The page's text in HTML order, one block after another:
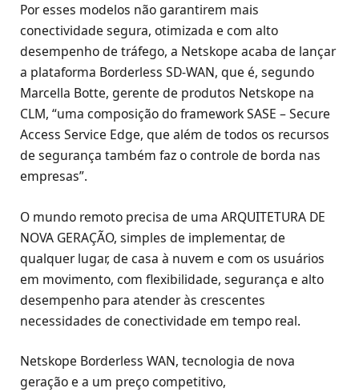
Por esses modelos não garantirem mais
conectividade segura, otimizada e com alto
desempenho de tráfego, a Netskope acaba de lançar
a plataforma Borderless SD-WAN, que é, segundo
Marcella Botte, gerente de produtos Netskope na
CLM, “uma composição do framework SASE – Secure
Access Service Edge, que além de todos os recursos
de segurança também faz o controle de borda nas
empresas”.
O mundo remoto precisa de uma ARQUITETURA DE
NOVA GERAÇÃO, simples de implementar, de
qualquer lugar, de casa à nuvem e com os usuários
em movimento, com flexibilidade, segurança e alto
desempenho para atender às crescentes
necessidades de conectividade em tempo real.
Netskope Borderless WAN, tecnologia de nova
geração e a um preço competitivo,